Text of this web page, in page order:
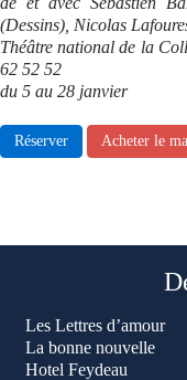
(Dessins), Nicolas
Théâtre national de la
62 52 52
du 5 au 28 janvier
Réserver Acheter le
Les Lettres d’amour
La bonne nouvelle
Hotel Feydeau